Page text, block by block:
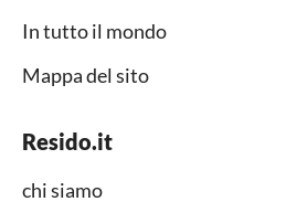
In tutto il mondo
Mappa del sito
Resido.it
chi siamo